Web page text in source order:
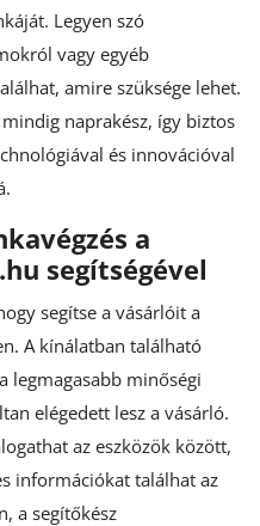
Legyen szó
vagy egyéb
amire szüksége lehet.
naprakész, így biztos
és innovációval
a
segítségével
segítse a vásárlóit a
A kínálatban található
legmagasabb minőségi
elégedett lesz a vásárló.
az eszközök között,
információkat találhat az
a segítőkész